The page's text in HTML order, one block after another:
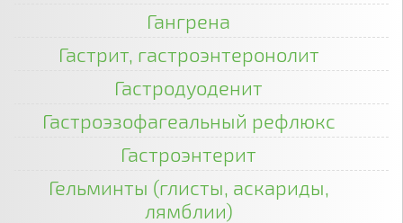
Гангрена
Гастрит, гастроэнтеронолит
Гастродуоденит
Гастроэзофагеальный рефлюкс
Гастроэнтерит
Гельминты (глисты, аскариды,
лямблии)